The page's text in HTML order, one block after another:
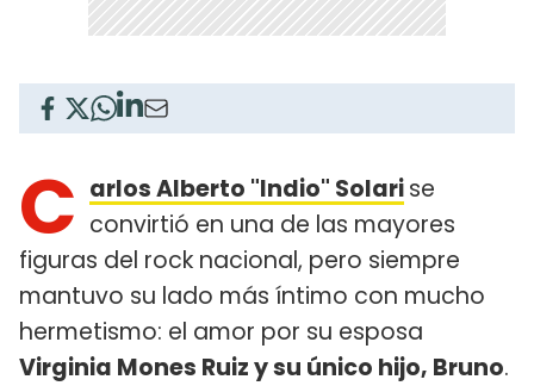
C arlos Alberto "Indio" Solarise
convirtió en una de las mayores
figuras del rock nacional, pero siempre
mantuvo su lado más íntimo con mucho
hermetismo: el amor por su esposa
Virginia Mones Ruiz y su único hijo, Bruno.